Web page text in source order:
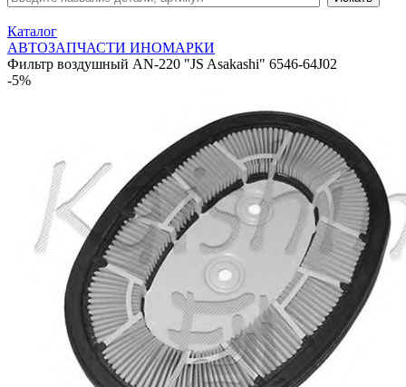
Каталог
АВТОЗАПЧАСТИ ИНОМАРКИ
Фильтр воздушный AN-220 "JS Asakashi" 6546-64J02
-5%